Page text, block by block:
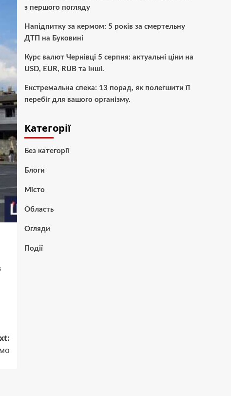
з першого погляду
Напідпитку за кермом: 5 років за смертельну
ДТП на Буковині
Курс валют Чернівці 5 серпня: актуальні ціни на
USD, EUR, RUB та інші.
Екстремальна спека: 13 порад, як полегшити її
перебіг для вашого організму.
Категорії
Без категорії
Блоги
Місто
Область
Огляди
Події